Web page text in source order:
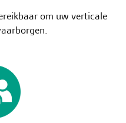
om uw verticale